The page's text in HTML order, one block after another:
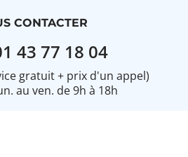
CONTACTER
43 77 18 04
gratuit + prix d'un appel)
au ven. de 9h à 18h